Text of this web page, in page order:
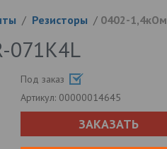
/ Резисторы / 0402-1,4кОм
071K4L
Под заказ
Артикул: 00000014645
ЗАКАЗАТЬ